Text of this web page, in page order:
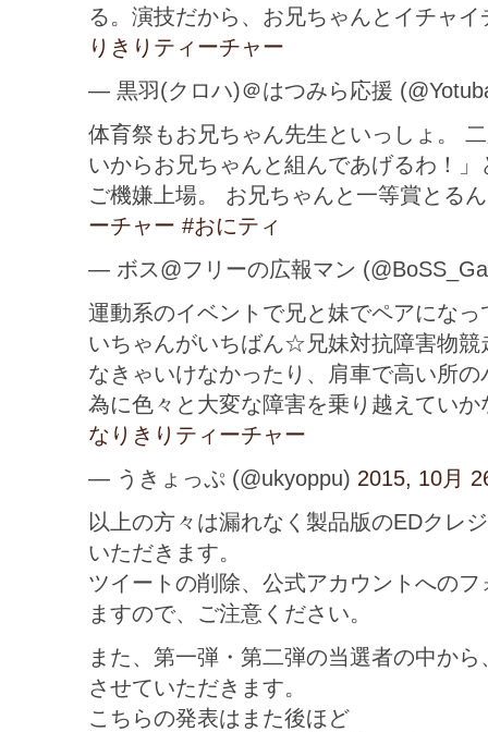
る。演技だから、お兄ちゃんとイチャ
りきりティーチャー
— 黒羽(クロハ)＠はつみら応援
体育祭もお兄ちゃん先生といっしょ。
いからお兄ちゃんと組んであげるわ！
ご機嫌上場。 お兄ちゃんと一等賞とる
ーチャー #おにティ
— ボス@フリーの広報マン
運動系のイベントで兄と妹でペアにな
いちゃんがいちばん☆兄妹対抗障害物競
なきゃいけなかったり、肩車で高い所
為に色々と大変な障害を乗り越えてい
なりきりティーチャー
— うきょっぷ (@ukyoppu) 2015, 10月
以上の方々は漏れなく製品版のEDクレ
いただきます。
ツイートの削除、公式アカウントへの
ますので、ご注意ください。
また、第一弾・第二弾の当選者の中か
させていただきます。
こちらの発表はまた後ほど